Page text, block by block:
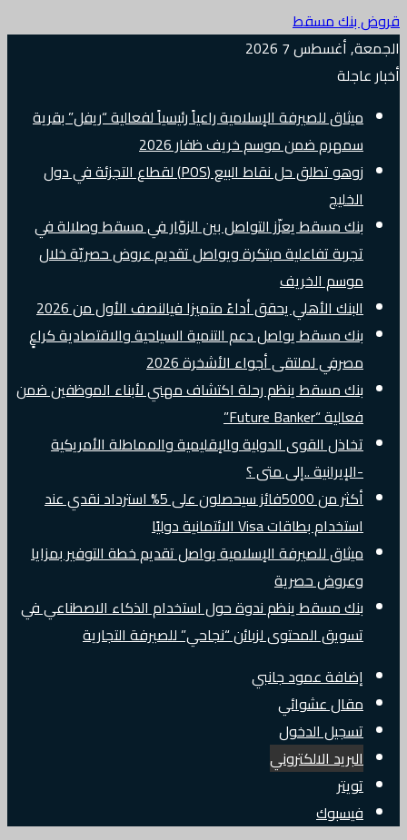
قروض بنك مسقط
الجمعة, أغسطس 7 2026
أخبار عاجلة
ميثاق للصيرفة الإسلامية راعياً رئيسياً لفعالية “ريفل” بقرية
سمهرم ضمن موسم خريف ظفار 2026
زوهو تطلق حل نقاط البيع (POS) لقطاع التجزئة في دول
الخليج
بنك مسقط يعزّز التواصل بين الزوّار في مسقط وصلالة في
تجربة تفاعلية مبتكرة ويواصل تقديم عروض حصريّة خلال
موسم الخريف
البنك الأهلي يحقق أداءً متميزا فيالنصف الأول من 2026
بنك مسقط يواصل دعم التنمية السياحية والاقتصادية كراعٍ
مصرفي لملتقى أجواء الأشخرة 2026
بنك مسقط ينظم رحلة اكتشاف مهني لأبناء الموظفين ضمن
فعالية “Future Banker”
تخاذل القوى الدولية والإقليمية والمماطلة الأمريكية
-الإيرانية ..إلى متى ؟
أكثر من 5000فائز سيحصلون على 5% استرداد نقدي عند
استخدام بطاقات Visa الائتمانية دوليًا
ميثاق للصيرفة الإسلامية يواصل تقديم خطة التوفير بمزايا
وعروض حصرية
بنك مسقط ينظم ندوة حول استخدام الذكاء الاصطناعي في
تسويق المحتوى لزبائن “نجاحي” للصيرفة التجارية
إضافة عمود جانبي
مقال عشوائي
تسجيل الدخول
البريد الالكتروني
تويتر
فيسبوك